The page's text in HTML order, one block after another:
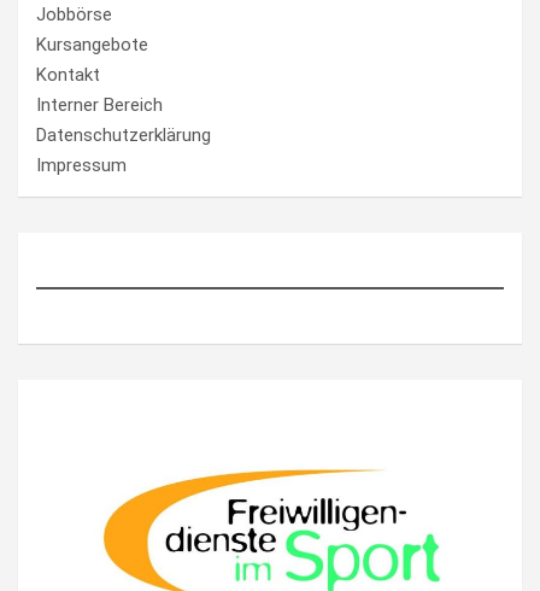
Jobbörse
Kursangebote
Kontakt
Interner Bereich
Datenschutzerklärung
Impressum